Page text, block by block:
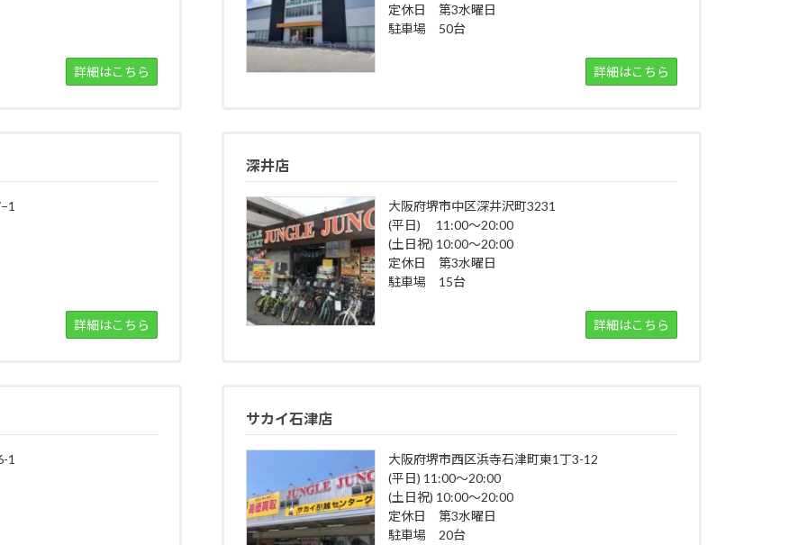
詳細はこちら
定休日 第3水曜日
駐車場 50台
詳細はこちら
詳細はこちら
深井店
大阪府堺市中区深井沢町3231
(平日) 11:00～20:00
(土日祝) 10:00～20:00
定休日 第3水曜日
駐車場 15台
詳細はこちら
1
サカイ石津店
大阪府堺市西区浜寺石津町東1丁3-12
(平日) 11:00～20:00
(土日祝) 10:00～20:00
定休日 第3水曜日
駐車場 20台